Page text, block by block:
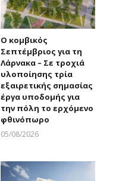
Ο κομβικός
Σεπτέμβριος για τη
Λάρνακα – Σε τροχιά
υλοποίησης τρία
εξαιρετικής σημασίας
έργα υποδομής για
την πόλη το ερχόμενο
φθινόπωρο
05/08/2026